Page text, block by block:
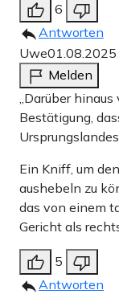
6
Antworten
Uwe
Melden
„Darüber
Bestätigung,
Ein Kniff, um
aushebeln zu
das von einem
Gericht als
5
Antworten